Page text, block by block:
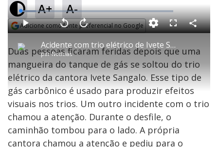
A+ A-
Adicione como fonte preferencial no Google
P
l
a
y
Acidente com trio elétrico de Ivete Sangalo deixa duas pessoas feridas em Salvador (BA)
porNotícias
P V
t
a
r
0
e
g
n
d
o
s
A
n
ç
a
1
s
e
u
n
d
o
s
M
L
o
a
d
e
0
1
2
%
F
l
s
c
e
n
C
o
a
r
i
l
h
a
Duas pessoas ficaram feridas depois que uma
mangueira do tanque de gás se soltou do trio
elétrico da cantora Ivete Sangalo. Esse tipo de
gás carbônico é usado para produzir efeitos
visuais nos trios. Um outro incidente com o trio
chamou a atenção. Durante o desfile, o
caminhão tombou para o lado. A própria
cantora chamou a atenção e pediu para o